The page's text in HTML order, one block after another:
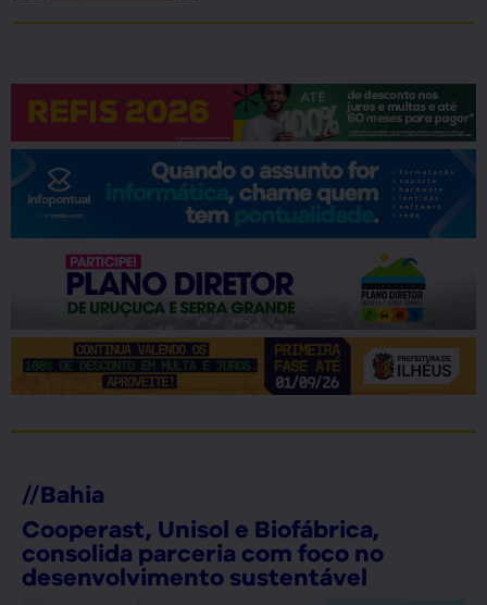
//Bahia
Cooperast, Unisol e Biofábrica,
consolida parceria com foco no
desenvolvimento sustentável